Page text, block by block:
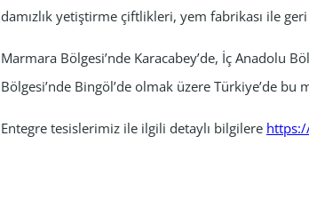
damızlık yetiştirme çiftlikleri, yem fabrikası ile
Marmara Bölgesi’nde Karacabey’de, İç Anadolu
Bölgesi’nde Bingöl’de olmak üzere Türkiye’de
Entegre tesislerimiz ile ilgili detaylı bilgilere